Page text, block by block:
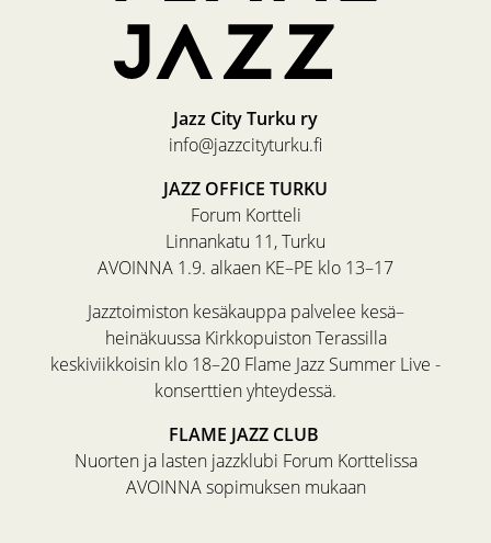
Jazz City Turku ry
info@jazzcityturku.fi
JAZZ OFFICE TURKU
Forum Kortteli
Linnankatu 11, Turku
AVOINNA 1.9. alkaen KE–PE klo 13–17
Jazztoimiston kesäkauppa palvelee kesä–
heinäkuussa Kirkkopuiston Terassilla
keskiviikkoisin klo 18–20 Flame Jazz Summer Live -
konserttien yhteydessä.
FLAME JAZZ CLUB
Nuorten ja lasten jazzklubi Forum Korttelissa
AVOINNA sopimuksen mukaan